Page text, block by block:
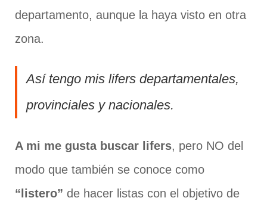
departamento, aunque la haya visto en otra
zona.
Así tengo mis lifers departamentales,
provinciales y nacionales.
A mi me gusta buscar lifers, pero NO del
modo que también se conoce como
“listero” de hacer listas con el objetivo de